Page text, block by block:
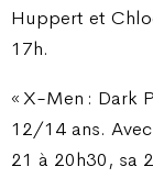
Huppert et
17h.
« X-Men : Dark
12/14 ans.
21 à 20h30, sa